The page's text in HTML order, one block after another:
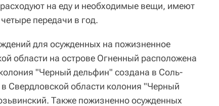
на еду и необходимые вещи, имеют
передачи в год.
для осужденных на пожизненное
области на острове Огненный расположена
"Черный дельфин" создана в Соль-
Свердловской области колония "Черный
Также пожизненно осужденных